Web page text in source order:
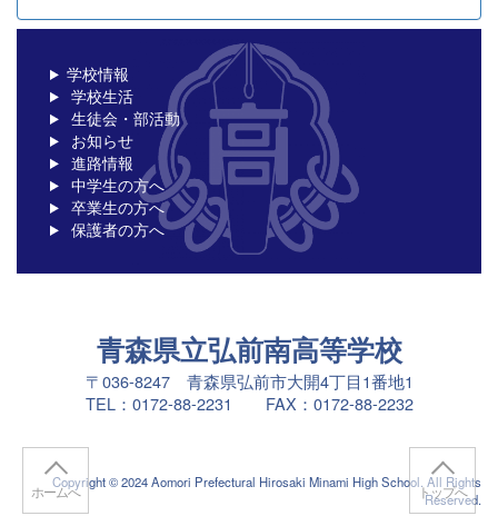
学校情報
学校生活
生徒会・部活動
お知らせ
進路情報
中学生の方へ
卒業生の方へ
保護者の方へ
青森県立弘前南高等学校
〒036-8247 青森県弘前市大開4丁目1番地1
TEL：0172-88-2231 FAX：0172-88-2232
Copyright © 2024 Aomori Prefectural Hirosaki Minami High School. All Rights
Reserved.
ホームへ トップへ